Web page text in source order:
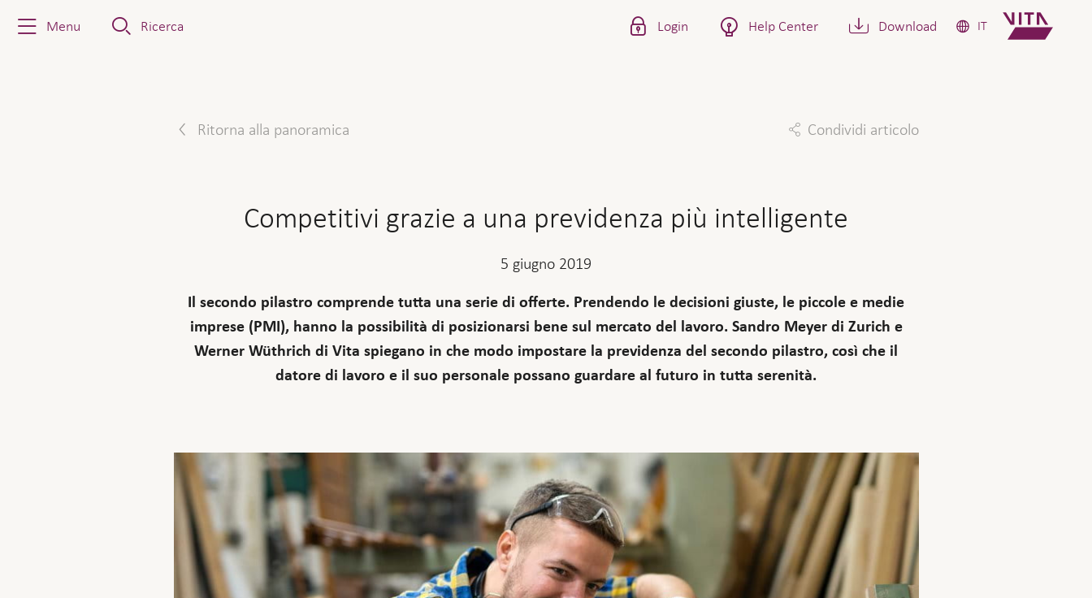
Menu Ricerca Login Help Center Download IT
Ritorna alla panoramica Condividi articolo
Competitivi grazie a una previdenza più intelligente
5 giugno 2019
Il secondo pilastro comprende tutta una serie di offerte. Prendendo le decisioni giuste, le piccole e medie
imprese (PMI), hanno la possibilità di posizionarsi bene sul mercato del lavoro. Sandro Meyer di Zurich e
Werner Wüthrich di Vita spiegano in che modo impostare la previdenza del secondo pilastro, così che il
datore di lavoro e il suo personale possano guardare al futuro in tutta serenità.